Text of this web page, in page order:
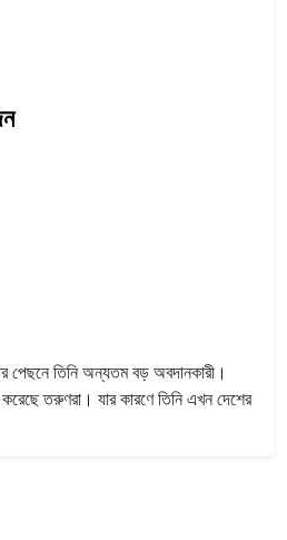
পেছনে তিনি অন্যতম বড় অবদানকারী।
তরুণরা। যার কারণে তিনি এখন দেশের